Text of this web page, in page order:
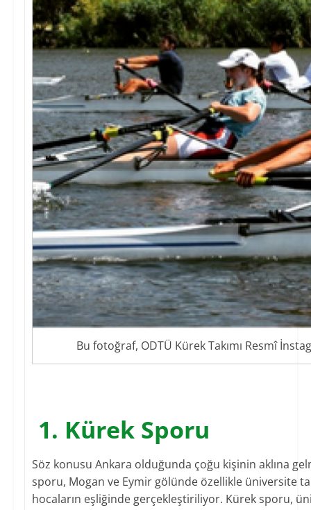
Bu fotoğraf, ODTÜ Kürek Takımı Resmî
1. Kürek Sporu
Söz konusu Ankara olduğunda çoğu kişinin aklına
sporu, Mogan ve Eymir gölünde özellikle üniversite
hocaların eşliğinde gerçekleştiriliyor. Kürek sporu,